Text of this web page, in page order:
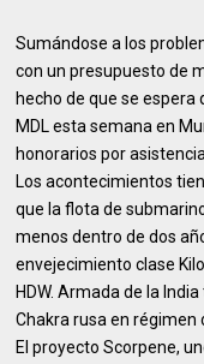
Sumándose a los
con un presupuesto de
hecho de que se espera
MDL esta semana en
honorarios por
Los acontecimientos
que la flota de
menos dentro de dos
envejecimiento clase
HDW. Armada de la
Chakra rusa en régimen
El proyecto Scorpene,